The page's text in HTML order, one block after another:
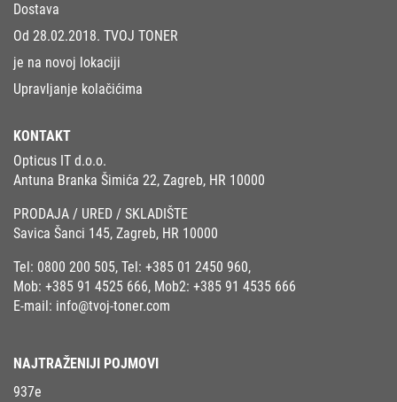
Dostava
Od 28.02.2018. TVOJ TONER
je na novoj lokaciji
Upravljanje kolačićima
KONTAKT
Opticus IT d.o.o.
Antuna Branka Šimića 22, Zagreb, HR 10000
PRODAJA / URED / SKLADIŠTE
Savica Šanci 145, Zagreb, HR 10000
Tel: 0800 200 505, Tel: +385 01 2450 960,
Mob: +385 91 4525 666, Mob2: +385 91 4535 666
E-mail: info@tvoj-toner.com
NAJTRAŽENIJI POJMOVI
937e